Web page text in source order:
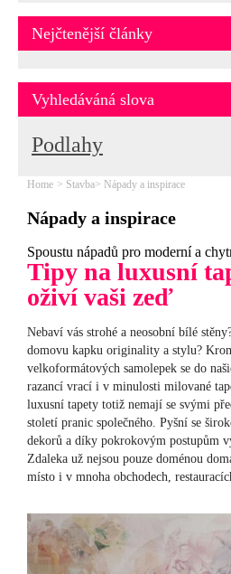
Nejčtenější články
Vyhledáváná slova
Podlahy
Home Stavba Nápady a inspirace
Nápady a inspirace
Spoustu nápadů pro moderní a
Tipy na luxusní
oživí vaši zeď
Nebaví vás strohé a neosobní bílé
domovu kapku originality a stylu?
velkoformátových samolepek se do
razancí vrací i v minulosti milované
luxusní tapety totiž nemají se svými
století pranic společného. Pyšní se
dekorů a díky pokrokovým postupům
Zdaleka už nejsou pouze doménou
místo i v mnoha obchodech,